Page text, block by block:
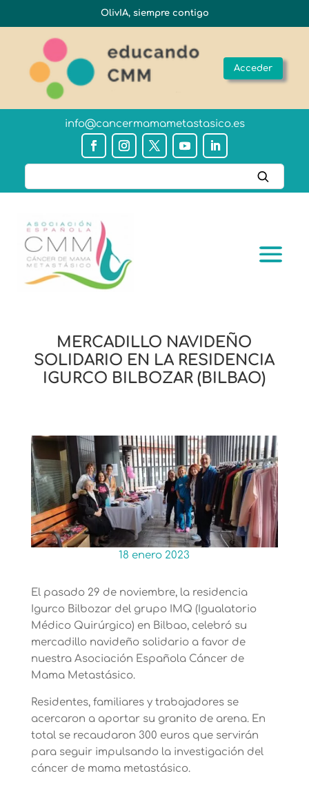
OlivIA, siempre contigo
Acceder
info@cancermamametastasico.es
MERCADILLO NAVIDEÑO
SOLIDARIO EN LA RESIDENCIA
IGURCO BILBOZAR (BILBAO)
18 enero 2023
El pasado 29 de noviembre, la residencia
Igurco Bilbozar del grupo IMQ (Igualatorio
Médico Quirúrgico) en Bilbao, celebró su
mercadillo navideño solidario a favor de
nuestra Asociación Española Cáncer de
Mama Metastásico.
Residentes, familiares y trabajadores se
acercaron a aportar su granito de arena. En
total se recaudaron 300 euros que servirán
para seguir impulsando la investigación del
cáncer de mama metastásico.